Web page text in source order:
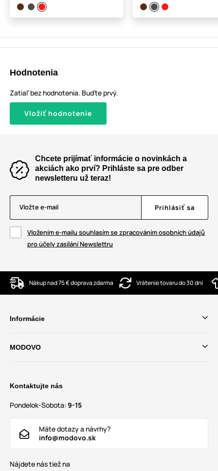
Hodnotenia
Zatiaľ bez hodnotenia. Buďte prvý.
Vložiť hodnotenie
Chcete prijímať informácie o novinkách a
akciách ako prví? Prihláste sa pre odber
newsletteru už teraz!
Vložte e-mail Prihlásiť sa
Vložením e-mailu souhlasím se zpracováním osobních údajů
pro účely zasílání Newslettru
Nákup nad 75 € doprava zdarma Vrátenie tovaru do 30 dní
Informácie
MODOVO
Kontaktujte nás
Pondelok-Sobota: 9-15
Máte dotazy a návrhy?
info@modovo.sk
Nájdete nás tiež na